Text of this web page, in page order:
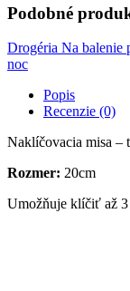
Podobné
Drogéria Na balenie
noc
Popis
Recenzie (0)
Naklíčovacia misa –
Rozmer: 20cm
Umožňuje klíčiť až 3